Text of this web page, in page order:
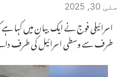
مئی 30, 2025
اسرائیلی فوج نے ایک بیان میں کہا
طرف سے وسطی اسرائیل کی طرف داغے